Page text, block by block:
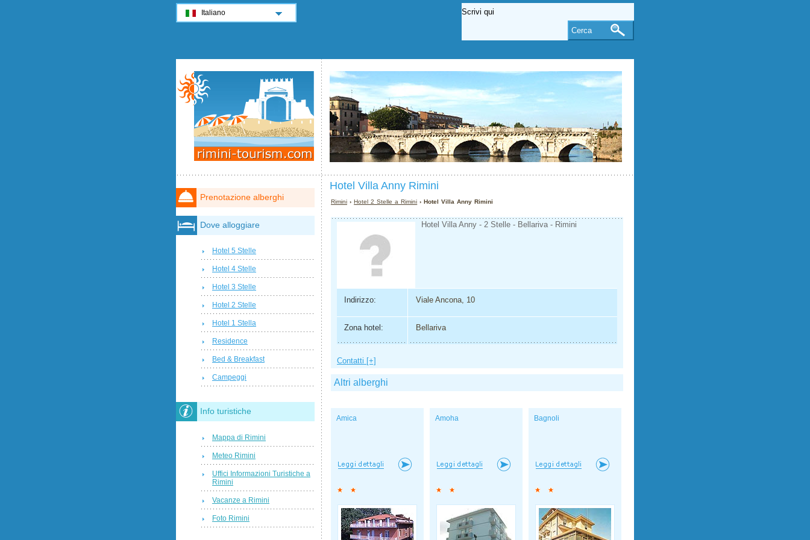
Hotel Villa Anny Rimini
Rimini ›Hotel 2 Stelle a Rimini › Hotel Villa Anny Rimini
Hotel Villa Anny - 2 Stelle - Bellariva - Rimini
Indirizzo: Viale Ancona, 10
Zona hotel: Bellariva
Contatti [+]
Altri alberghi
Amica Amoha Bagnoli
Prenotazione alberghi
Dove alloggiare
Hotel 5 Stelle
Hotel 4 Stelle
Hotel 3 Stelle
Hotel 2 Stelle
Hotel 1 Stella
Residence
Bed & Breakfast
Campeggi
Info turistiche
Mappa di Rimini
Meteo Rimini
Uffici Informazioni Turistiche a
Rimini
Vacanze a Rimini
Foto Rimini
Italiano
Cerca